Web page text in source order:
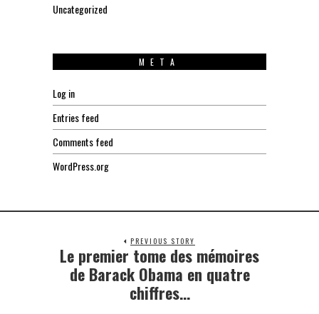
Uncategorized
META
Log in
Entries feed
Comments feed
WordPress.org
PREVIOUS STORY
Previous
Le premier tome des mémoires
de Barack Obama en quatre
chiffres…